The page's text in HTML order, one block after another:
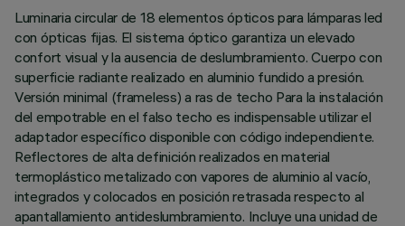
Luminaria circular de 18 elementos ópticos para lámparas led
con ópticas fijas. El sistema óptico garantiza un elevado
confort visual y la ausencia de deslumbramiento. Cuerpo con
superficie radiante realizado en aluminio fundido a presión.
Versión minimal (frameless) a ras de techo Para la instalación
del empotrable en el falso techo es indispensable utilizar el
adaptador específico disponible con código independiente.
Reflectores de alta definición realizados en material
termoplástico metalizado con vapores de aluminio al vacío,
integrados y colocados en posición retrasada respecto al
apantallamiento antideslumbramiento. Incluye una unidad de